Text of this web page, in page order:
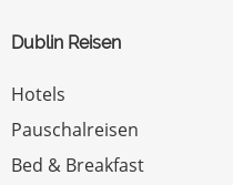
Dublin Reisen
Hotels
Pauschalreisen
Bed & Breakfast